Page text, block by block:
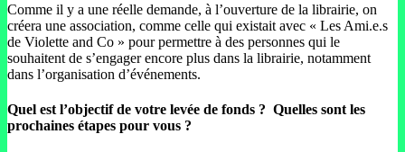
Comme il y a une réelle demande, à l’ouverture de la librairie, on
créera une association, comme celle qui existait avec « Les Ami.e.s
de Violette and Co » pour permettre à des personnes qui le
souhaitent de s’engager encore plus dans la librairie, notamment
dans l’organisation d’événements.
Quel est l’objectif de votre levée de fonds ? Quelles sont les
prochaines étapes pour vous ?